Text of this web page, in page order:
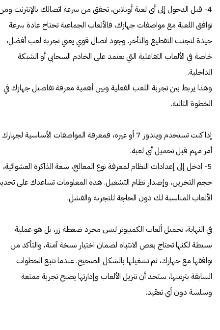
4- قبل الدخول إلى أي لعبة أونلاين، تحقق من سرعة اتصالك بالإنترنت
توافق اللعبة مع مواصفات جهازك، فالألعاب الجماعية تحتاج عادة سرعة
جيدة لتجنب التقطيع والتأخر. وجود اتصال قوي يعني تجربة لعب أفضل،
خاصة في الألعاب التفاعلية التي تعتمد على الخادم السحابي أو الشبكة
الداخلية.
وهذا يربط بين تجربة اللعب الفعلية وبين أهمية معرفة تفاصيل جهازك في
الخطوة التالية.
إذا كنت تستخدم ويندوز 7 أو غيره، فمعرفة المواصفات الأساسية لجهازك
أمر مهم قبل تحميل أي لعبة.
5- ادخل إلى إعدادات النظام لمعرفة نوع المعالج، سعة الذاكرة العشوائية،
حجم التخزين، وإصدار نظام التشغيل. هذه المعلومات تساعدك على
الألعاب المناسبة لك دون الحاجة للتجربة والفشل.
في النهاية، تحميل ألعاب الكمبيوتر ليس مجرد ضغطة زر، بل هو عملية
بسيطة لكنها تحتاج بعض الانتباه لضمان اختيار نسخة آمنة، والتأكد من
توافقها مع جهازك، ثم تشغيلها بالشكل الصحيح. عندما تتبع الخطوات
السابقة بترتيبها، ستجد أن تنزيل الألعاب وإدارتها يصبح تجربة ممتعة
وسلسة دون أي تعقيد.